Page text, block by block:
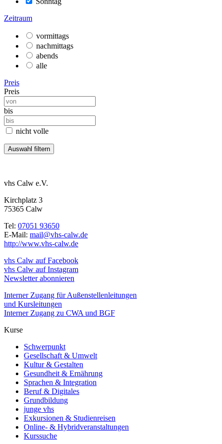
Zeitraum
vormittags
nachmittags
abends
alle
Preis
Preis
bis
nicht volle
vhs Calw e.V.
Kirchplatz 3
75365 Calw
Tel: 07051 93650
E-Mail: mail@vhs-calw.de
http://www.vhs-calw.de
vhs Calw auf Facebook
vhs Calw auf Instagram
Newsletter abonnieren
Interner Zugang für Außenstellenleitungen
und Kursleitungen
Interner Zugang zu CWA und BGF
Kurse
Schwerpunkt
Gesellschaft & Umwelt
Kultur & Gestalten
Gesundheit & Ernährung
Sprachen & Integration
Beruf & Digitales
Grundbildung
junge vhs
Exkursionen & Studienreisen
Online- & Hybridveranstaltungen
Kurssuche